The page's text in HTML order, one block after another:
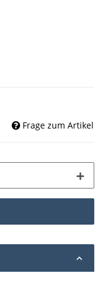
Frage zum Artikel